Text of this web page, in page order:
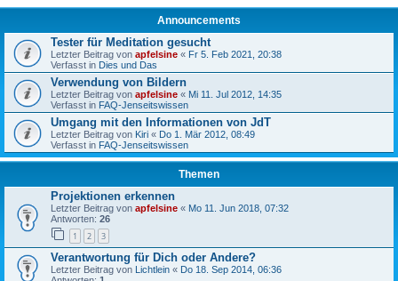
Announcements
Tester für Meditation gesucht
Letzter Beitrag von apfelsine « Fr 5. Feb 2021, 20:38
Verfasst in Dies und Das
Verwendung von Bildern
Letzter Beitrag von apfelsine « Mi 11. Jul 2012, 14:35
Verfasst in FAQ-Jenseitswissen
Umgang mit den Informationen von JdT
Letzter Beitrag von Kiri « Do 1. Mär 2012, 08:49
Verfasst in FAQ-Jenseitswissen
Themen
Projektionen erkennen
Letzter Beitrag von apfelsine « Mo 11. Jun 2018, 07:32
Antworten: 26
1 2 3
Verantwortung für Dich oder Andere?
Letzter Beitrag von Lichtlein « Do 18. Sep 2014, 06:36